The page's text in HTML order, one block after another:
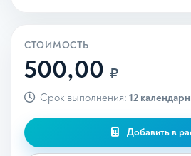
СТОИМОСТЬ
500,00 ₽
Срок выполнения: 12
Добавить в